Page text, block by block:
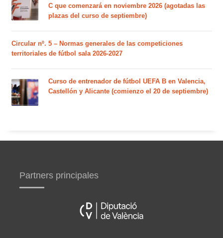
C que comenzará en noviembre 2026 (agotadas las
plazas del curso de septiembre)
Circular nº. 5 – Normas generales de las competiciones
territoriales de fútbol sala 2026-2027
Curso de entrenador de fútbol UEFA B en Valencia,
Castellón y Alicante (comienzo el 20 de septiembre)
Partners principales